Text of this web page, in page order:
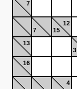
7
7
12
15
13
3
16
4